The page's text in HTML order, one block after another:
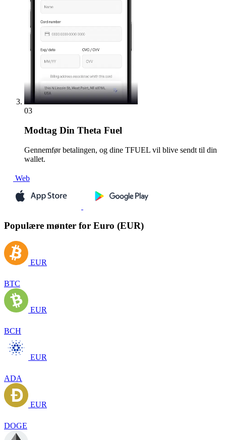
03
Modtag Din Theta Fuel
Gennemfør betalingen, og dine TFUEL vil blive sendt til din
wallet.
Web
Populære mønter for Euro (EUR)
EUR
BTC
EUR
BCH
EUR
ADA
EUR
DOGE